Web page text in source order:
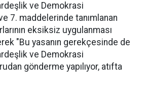
ve Demokrasi
7. maddelerinde tanımlanan
eksiksiz uygulanması
"Bu yasanın gerekçesinde de
ve Demokrasi
gönderme yapılıyor, atıfta